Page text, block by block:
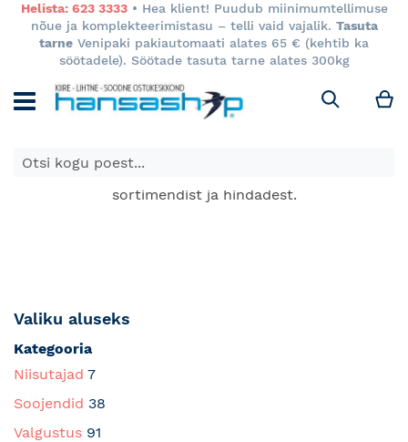
Helista: 623 3333• Hea klient! Puudub miinimumtellimuse
nõue ja komplekteerimistasu – telli vaid vajalik. Tasuta
tarne Venipaki pakiautomaati alates 65 € (kehtib ka
söötadele). Söötade tasuta tarne alates 300kg
Otsi
E-poes kuvatavad toodete hinnad kehtivad ainult e-
poes ja võivad erineda Keila ja Tartu poodide
sortimendist ja hindadest.
Valiku aluseks
Kategooria
Niisutajad 7
Soojendid 38
Valgustus 91